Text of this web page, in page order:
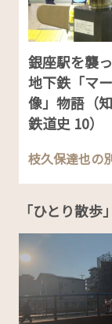
銀座駅を襲
地下鉄「マ
像」物語（
鉄道史 10）
枝久保達也の
「ひとり散歩